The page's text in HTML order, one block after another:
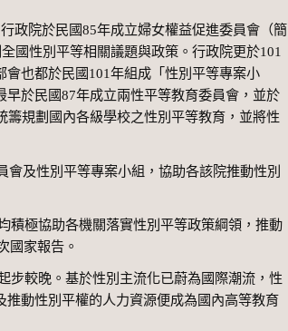
政院於民國85年成立婦女權益促進委員會（簡
國性別平等相關議題與政策。行政院更於101
會也都於民國101年組成「性別平等專案小
早於民國87年成立兩性平等教育委員會，並於
規劃國內各級學校之性別平等教育，並將性
會及性別平等專案小組，協助各該院推動性別
協助各機關落實性別平等政策綱領，推動
國家報告。
晚。基於性別主流化已蔚為國際潮流，性
動性別平權的人力資源便成為國內高等教育